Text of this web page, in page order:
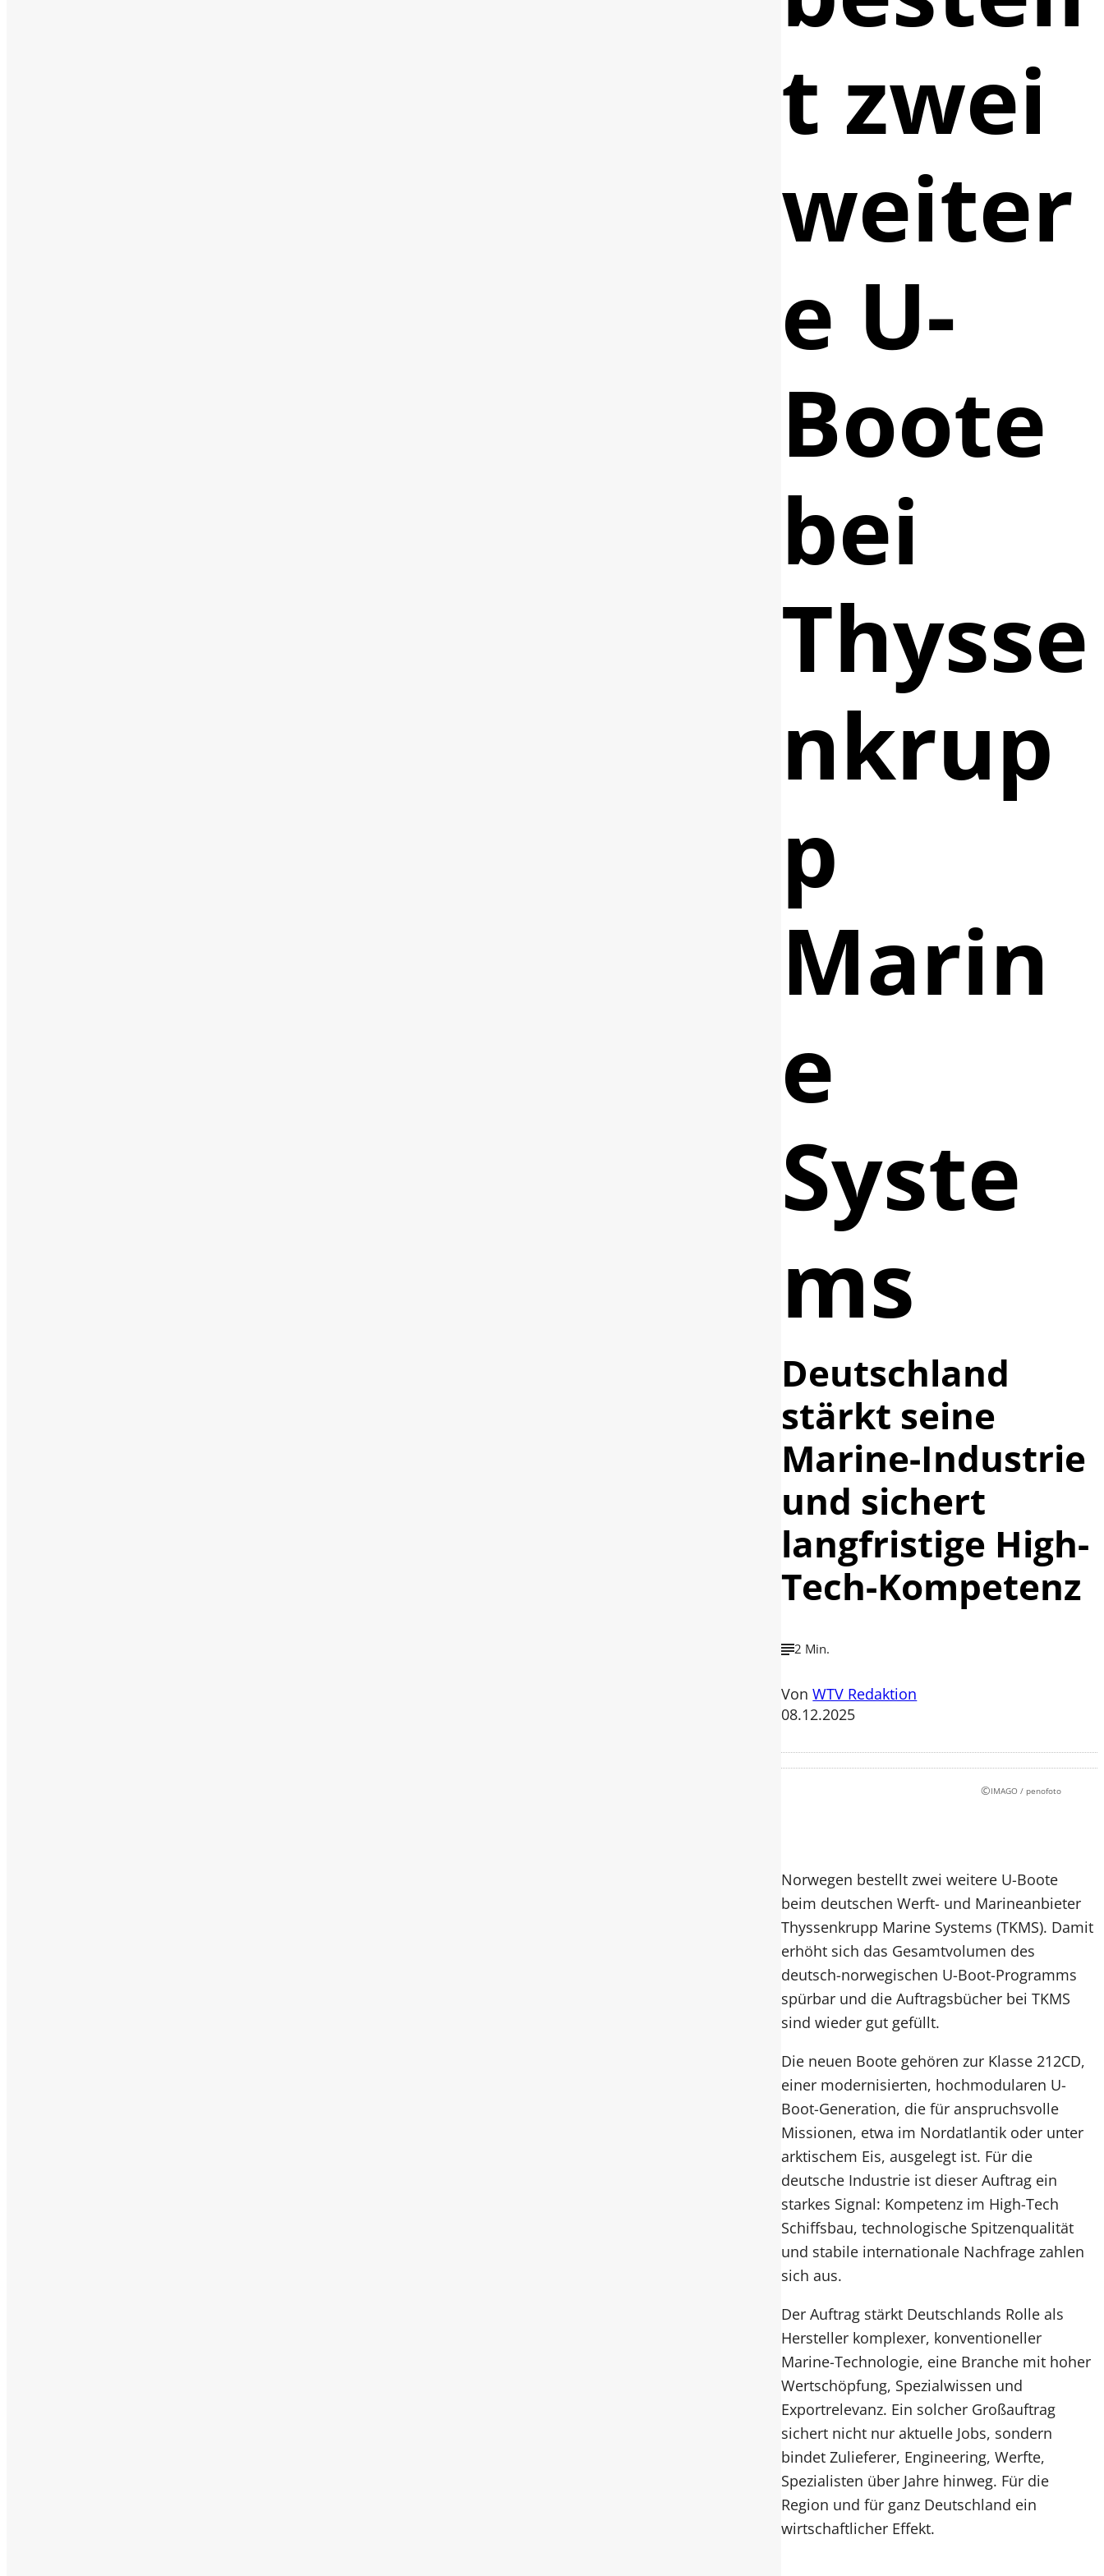
t zwei
weiter
e U-
Boote
bei
Thysse
nkrup
p
Marin
e
Syste
ms
Deutschland
stärkt seine
Marine-Industrie
und sichert
langfristige High-
Tech-Kompetenz
2 Min.
VonWTV Redaktion
08.12.2025
©IMAGO / penofoto
Norwegen bestellt zwei weitere U-Boote
beim deutschen Werft- und Marineanbieter
Thyssenkrupp Marine Systems (TKMS). Damit
erhöht sich das Gesamtvolumen des
deutsch-norwegischen U-Boot-Programms
spürbar und die Auftragsbücher bei TKMS
sind wieder gut gefüllt.
Die neuen Boote gehören zur Klasse 212CD,
einer modernisierten, hochmodularen U-
Boot-Generation, die für anspruchsvolle
Missionen, etwa im Nordatlantik oder unter
arktischem Eis, ausgelegt ist. Für die
deutsche Industrie ist dieser Auftrag ein
starkes Signal: Kompetenz im High-Tech
Schiffsbau, technologische Spitzenqualität
und stabile internationale Nachfrage zahlen
sich aus.
Der Auftrag stärkt Deutschlands Rolle als
Hersteller komplexer, konventioneller
Marine-Technologie, eine Branche mit hoher
Wertschöpfung, Spezialwissen und
Exportrelevanz. Ein solcher Großauftrag
sichert nicht nur aktuelle Jobs, sondern
bindet Zulieferer, Engineering, Werfte,
Spezialisten über Jahre hinweg. Für die
Region und für ganz Deutschland ein
wirtschaftlicher Effekt.